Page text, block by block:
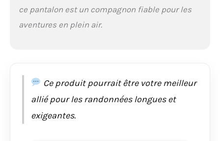
ce pantalon est un compagnon fiable pour les
aventures en plein air.
Ce produit pourrait être votre meilleur
allié pour les randonnées longues et
exigeantes.